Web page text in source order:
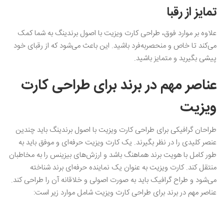
تمایز از رقبا
علاوه بر موارد فوق، طراحی کارت ویزیت با اصول برندینگ به شما کمک
می‌کند تا خاص و منحصربه‌فرد باشید. این باعث می‌شود که از رقبای خود
پیشی بگیرید و متمایز باشید.
عناصر مهم در برند برای طراحی کارت
ویزیت
طراحان گرافیکی برای طراحی کارت ویزیت با اصول برندینگ باید چندین
عنصر کلیدی را در نظر بگیرند. یک کارت ویزیت حرفه‌ای و موفق باید به
طور کامل با هویت برند هماهنگ باشد و ارزش‌های بیزینس را به مخاطبان
منتقل کند. کارت ویزیت به عنوان یک نماینده حرفه‌ای برند شناخته
می‌شود و طراح گرافیک باید به صورت اصولی و خلاقانه آن را طراحی کند.
عناصر مهم در برند برای طراحی کارت ویزیت شامل موارد زیر است: